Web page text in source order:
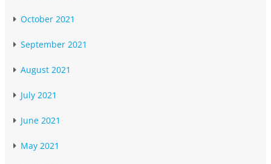
October 2021
September 2021
August 2021
July 2021
June 2021
May 2021